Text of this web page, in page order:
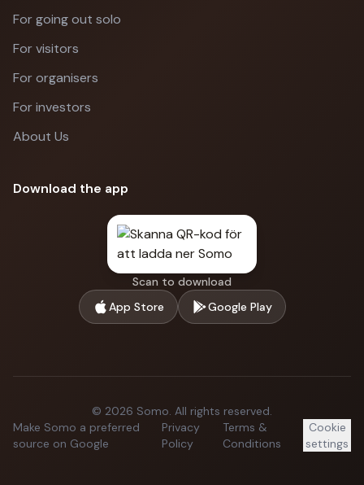
For going out solo
For visitors
For organisers
For investors
About Us
Download the app
Scan to download
App Store
Google Play
© 2026 Somo. All rights reserved.
Make Somo a preferred
source on Google
Privacy
Policy
Terms &
Conditions
Cookie
settings